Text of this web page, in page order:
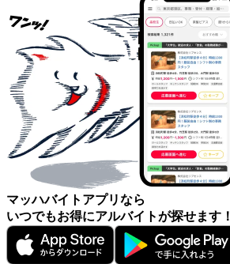
マッハバイトアプリなら
いつでもお得にアルバイトが探せます！